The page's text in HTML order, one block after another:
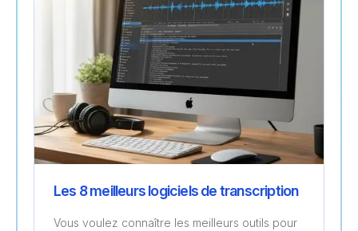
Les 8 meilleurs logiciels de transcription
Vous voulez connaître les meilleurs outils pour